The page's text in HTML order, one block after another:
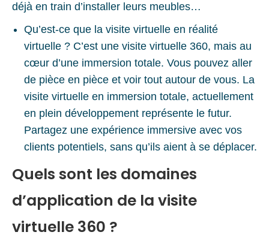
déjà en train d’installer leurs meubles…
Qu’est-ce que la visite virtuelle en réalité
virtuelle ? C’est une visite virtuelle 360, mais au
cœur d’une immersion totale. Vous pouvez aller
de pièce en pièce et voir tout autour de vous. La
visite virtuelle en immersion totale, actuellement
en plein développement représente le futur.
Partagez une expérience immersive avec vos
clients potentiels, sans qu’ils aient à se déplacer.
Quels sont les domaines
d’application de la visite
virtuelle 360 ?